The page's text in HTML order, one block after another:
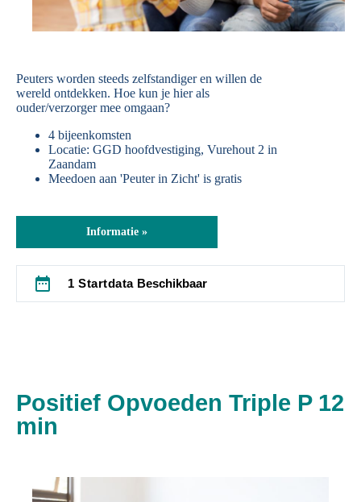
Peuters worden steeds zelfstandiger en willen de
wereld ontdekken. Hoe kun je hier als
ouder/verzorger mee omgaan?
4 bijeenkomsten
Locatie: GGD hoofdvestiging, Vurehout 2 in
Zaandam
Meedoen aan 'Peuter in Zicht' is gratis
Informatie »
date_range 1 StartdataBeschikbaar
Positief Opvoeden Triple P 12
min